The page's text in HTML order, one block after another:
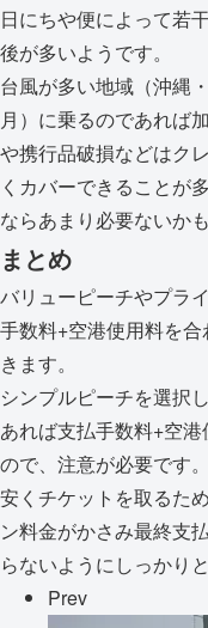
日にちや便によって若
後が多いようです。
台風が多い地域（沖縄
月）に乗るのであれば
や携行品破損などはク
くカバーできることが
ならあまり必要ないか
まとめ
バリューピーチやプラ
手数料+空港使用料を
きます。
シンプルピーチを選択
あれば支払手数料+空
ので、注意が必要です。
安くチケットを取るた
ン料金がかさみ最終支
らないようにしっかり
Prev